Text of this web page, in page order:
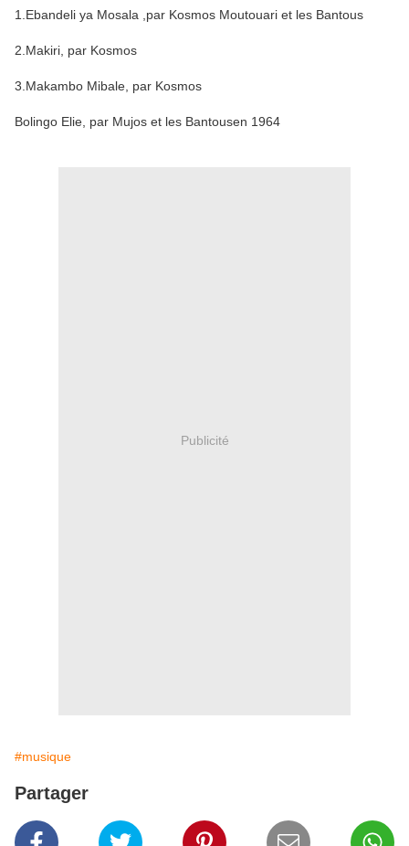
1.Ebandeli ya Mosala ,par Kosmos Moutouari et les Bantous
2.Makiri, par Kosmos
3.Makambo Mibale, par Kosmos
Bolingo Elie, par Mujos et les Bantousen 1964
Publicité
#musique
Partager